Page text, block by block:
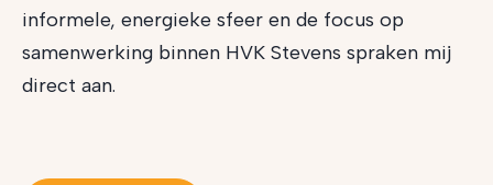
informele, energieke sfeer en de focus op
samenwerking binnen HVK Stevens spraken mij
direct aan.